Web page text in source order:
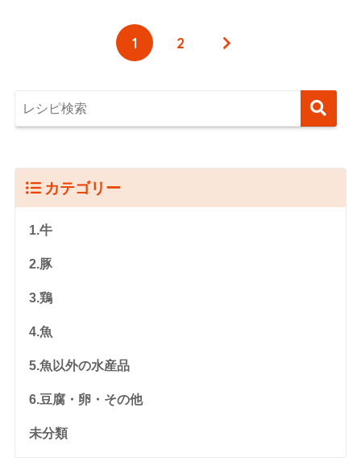
1 2
カテゴリー
1.牛
2.豚
3.鶏
4.魚
5.魚以外の水産品
6.豆腐・卵・その他
未分類